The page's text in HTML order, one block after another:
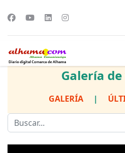
Galería
GALERÍA |